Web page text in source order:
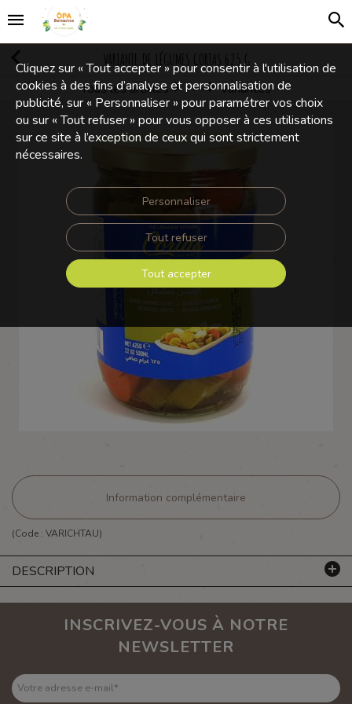
VARIANTE DE LÉGUMES CORTAS 625 G
Tous les articles
Conserves
Variantes
Information complémentaire
(Code : VARICHTAU)
DESCRIPTION
Cliquez sur « Tout accepter » pour consentir à l'utilisation de
cookies à des fins d’analyse et personnalisation de
publicité, sur « Personnaliser » pour paramétrer vos choix
ou sur « Tout refuser » pour vous opposer à ces utilisations
sur ce site à l’exception de ceux qui sont strictement
nécessaires.
Personnaliser
Tout refuser
Tout accepter
INSCRIVEZ-VOUS À NOTRE
NEWSLETTER
Votre adresse e-mail*